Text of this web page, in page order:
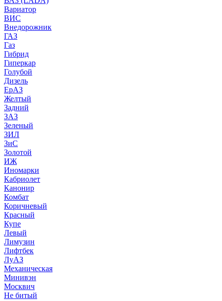
Вариатор
ВИС
Внедорожник
ГАЗ
Газ
Гибрид
Гиперкар
Голубой
Дизель
ЕрАЗ
Желтый
Задний
ЗАЗ
Зеленый
ЗИЛ
ЗиС
Золотой
ИЖ
Иномарки
Кабриолет
Канонир
Комбат
Коричневый
Красный
Купе
Левый
Лимузин
Лифтбек
ЛуАЗ
Механическая
Минивэн
Москвич
Не битый